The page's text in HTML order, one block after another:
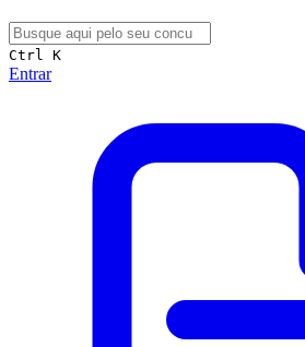
Ctrl K
Entrar